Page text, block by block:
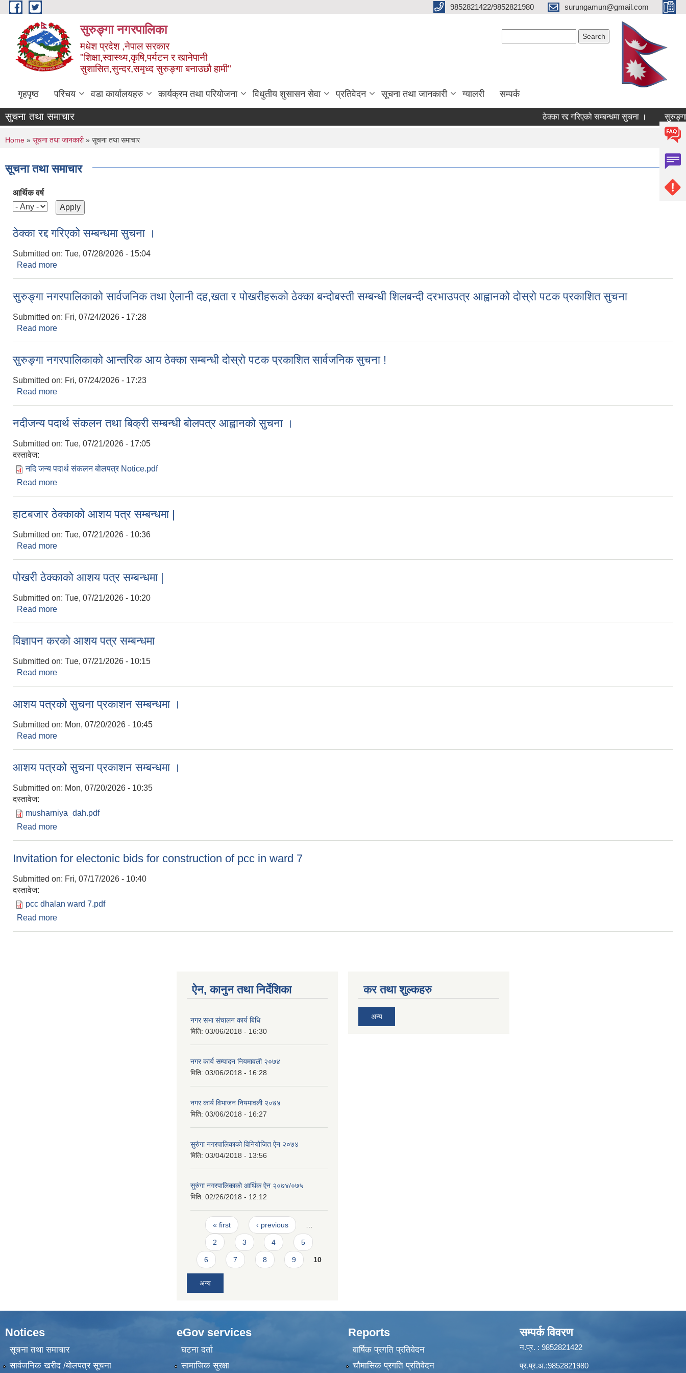
Skip to main content 9852821422/9852821980 surungamun@gmail.com
सुरुङ्‍गा नगरपालिका
मधेश प्रदेश ,नेपाल सरकार
"शिक्षा,स्वास्थ्य,कृषि,पर्यटन र खानेपानी
सुशासित,सुन्दर,समृध्द सुरुङ्गा बनाउछौ हामी"
गृहपृष्ठ परिचय वडा कार्यालयहरु कार्यक्रम तथा परियोजना विधुतीय शुसासन सेवा प्रतिवेदन सूचना तथा जानकारी ग्यालरी सम्पर्क
सुचना तथा समाचार ठेक्का रद्द गरिएको सम्बन्धमा सुचना ।
You are here
Home » सूचना तथा जानकारी» सूचना तथा समाचार
सूचना तथा समाचार
आर्थिक वर्ष
ठेक्का रद्द गरिएको सम्बन्धमा सुचना ।
Submitted on: Tue, 07/28/2026 - 15:04
Read more
सुरुङ्गा नगरपालिकाको सार्वजनिक तथा ऐलानी दह,खता र पोखरीहरूको ठेक्का बन्दोबस्ती सम्बन्धी शिलबन्दी दरभाउपत्र आह्वानको दोस्रो पटक प्रकाशित सुचना
Submitted on: Fri, 07/24/2026 - 17:28
Read more
सुरुङ्गा नगरपालिकाको आन्तरिक आय ठेक्का सम्बन्धी दोस्रो पटक प्रकाशित सार्वजनिक सुचना !
Submitted on: Fri, 07/24/2026 - 17:23
Read more
नदीजन्य पदार्थ संकलन तथा बिक्री सम्बन्धी बोलपत्र आह्वानको सुचना ।
Submitted on: Tue, 07/21/2026 - 17:05
दस्तावेज:
नदि जन्य पदार्थ संकलन बोलपत्र Notice.pdf
Read more
हाटबजार ठेक्काको आशय पत्र सम्बन्धमा |
Submitted on: Tue, 07/21/2026 - 10:36
Read more
पोखरी ठेक्काको आशय पत्र सम्बन्धमा |
Submitted on: Tue, 07/21/2026 - 10:20
Read more
विज्ञापन करको आशय पत्र सम्बन्धमा
Submitted on: Tue, 07/21/2026 - 10:15
Read more
आशय पत्रको सुचना प्रकाशन सम्बन्धमा ।
Submitted on: Mon, 07/20/2026 - 10:45
Read more
आशय पत्रको सुचना प्रकाशन सम्बन्धमा ।
Submitted on: Mon, 07/20/2026 - 10:35
दस्तावेज:
musharniya_dah.pdf
Read more
Invitation for electonic bids for construction of pcc in ward 7
Submitted on: Fri, 07/17/2026 - 10:40
दस्तावेज:
pcc dhalan ward 7.pdf
Read more
ऐन, कानुन तथा निर्देशिका
नगर सभा संचालन कार्य बिधि
मिति: 03/06/2018 - 16:30
नगर कार्य सम्पादन नियमावली २०७४
मिति: 03/06/2018 - 16:28
नगर कार्य विभाजन नियमावली २०७४
मिति: 03/06/2018 - 16:27
सुरुंगा नगरपालिकाको विनियोजित ऐन २०७४
मिति: 03/04/2018 - 13:56
सुरुंगा नगरपालिकाको आर्थिक ऐन २०७४/०७५
मिति: 02/26/2018 - 12:12
Pages
« first ‹ previous
2 3 4 5
6 7 8 9 10
अन्य
कर तथा शुल्कहरु
अन्य
Notices
सूचना तथा समाचार
सार्वजनिक खरीद /बोलपत्र सूचना
eGov services
घटना दर्ता
सामाजिक सुरक्षा
Reports
वार्षिक प्रगति प्रतिवेदन
चौमासिक प्रगति प्रतिवेदन
सम्पर्क विवरण
न.प्र. : 9852821422
प्र.प्र.अ.:9852821980